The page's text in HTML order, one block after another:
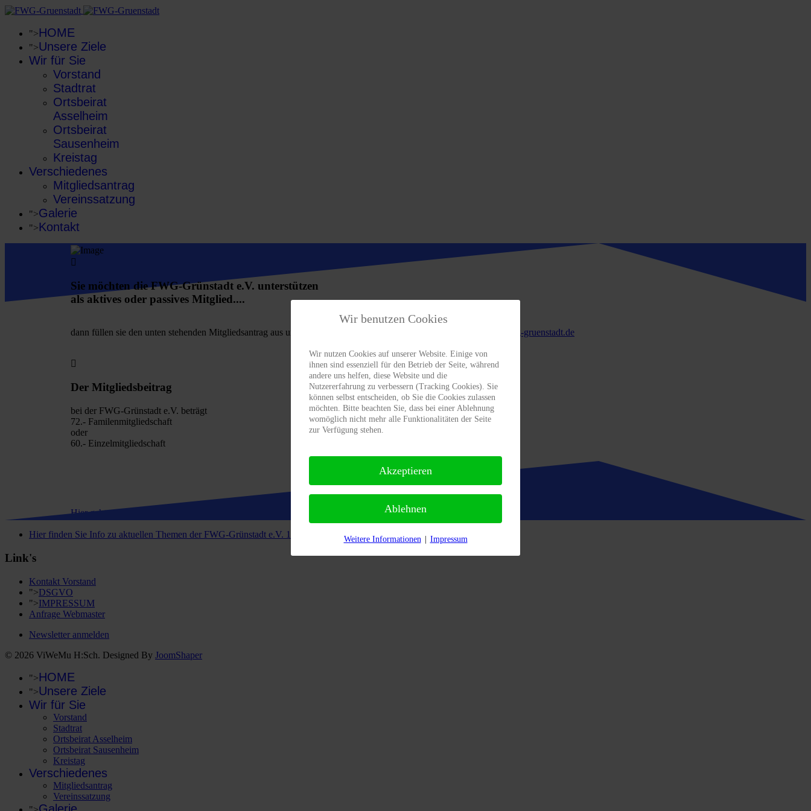
">HOME
">Unsere Ziele
Wir für Sie
Vorstand
Stadtrat
Ortsbeirat
Asselheim
Ortsbeirat
Sausenheim
Kreistag
Verschiedenes
Mitgliedsantrag
Vereinssatzung
">Galerie
">Kontakt
address-
card
Sie möchten die FWG-Grünstadt e.V. unterstützen
als aktives oder passives Mitglied....
dann füllen sie den unten stehenden Mitgliedsantrag aus und senden den info@fwg-gruenstadt.de
Der Mitgliedsbeitrag
bei der FWG-Grünstadt e.V. beträgt
72.- Familenmitgliedschaft
oder
60.- Einzelmitgliedschaft
Hier gehts zur SATZUNG
Hier finden Sie Info zu aktuellen Themen der FWG-Grünstadt e.V. 12. März 2024
Link's
Kontakt Vorstand
">DSGVO
">IMPRESSUM
Anfrage Webmaster
Newsletter anmelden
© 2026 ViWeMu H:Sch. Designed By JoomShaper
">HOME
">Unsere Ziele
Wir für Sie
Vorstand
Stadtrat
Ortsbeirat Asselheim
Ortsbeirat Sausenheim
Kreistag
Verschiedenes
Mitgliedsantrag
Vereinssatzung
Wir benutzen Cookies
Wir nutzen Cookies auf unserer Website. Einige von
ihnen sind essenziell für den Betrieb der Seite, während
andere uns helfen, diese Website und die
Nutzererfahrung zu verbessern (Tracking Cookies). Sie
können selbst entscheiden, ob Sie die Cookies zulassen
möchten. Bitte beachten Sie, dass bei einer Ablehnung
womöglich nicht mehr alle Funktionalitäten der Seite
zur Verfügung stehen.
Akzeptieren
Ablehnen
Weitere Informationen | Impressum